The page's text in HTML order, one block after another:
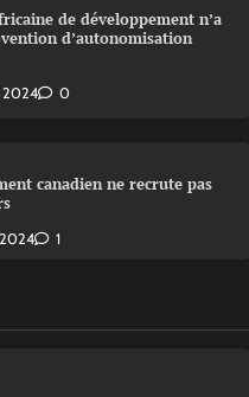
de développement n’a
d’autonomisation
2024 0
canadien ne recrute pas
1